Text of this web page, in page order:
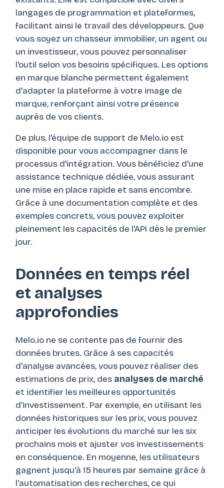
langages de programmation et plateformes,
facilitant ainsi le travail des développeurs. Que
vous soyez un chasseur immobilier, un agent ou
un investisseur, vous pouvez personnaliser
l'outil selon vos besoins spécifiques. Les options
en marque blanche permettent également
d'adapter la plateforme à votre image de
marque, renforçant ainsi votre présence
auprès de vos clients.
De plus, l'équipe de support de Melo.io est
disponible pour vous accompagner dans le
processus d'intégration. Vous bénéficiez d'une
assistance technique dédiée, vous assurant
une mise en place rapide et sans encombre.
Grâce à une documentation complète et des
exemples concrets, vous pouvez exploiter
pleinement les capacités de l'API dès le premier
jour.
Données en temps réel
et analyses
approfondies
Melo.io ne se contente pas de fournir des
données brutes. Grâce à ses capacités
d'analyse avancées, vous pouvez réaliser des
estimations de prix, des analyses de marché
et identifier les meilleures opportunités
d'investissement. Par exemple, en utilisant les
données historiques sur les prix, vous pouvez
anticiper les évolutions du marché sur les six
prochains mois et ajuster vos investissements
en conséquence. En moyenne, les utilisateurs
gagnent jusqu'à 15 heures par semaine grâce à
l'automatisation des recherches, ce qui